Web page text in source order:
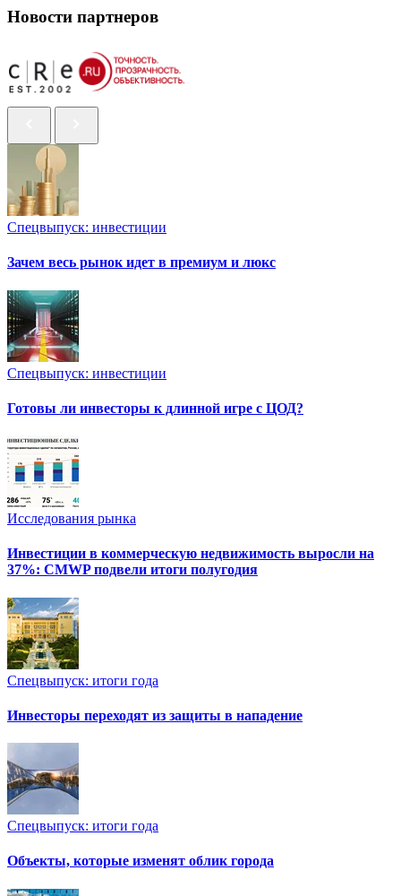
Новости партнеров
Спецвыпуск: инвестиции
Зачем весь рынок идет в премиум и люкс
Спецвыпуск: инвестиции
Готовы ли инвесторы к длинной игре с ЦОД?
Исследования рынка
Инвестиции в коммерческую недвижимость выросли на
37%: CMWP подвели итоги полугодия
Спецвыпуск: итоги года
Инвесторы переходят из защиты в нападение
Спецвыпуск: итоги года
Объекты, которые изменят облик города